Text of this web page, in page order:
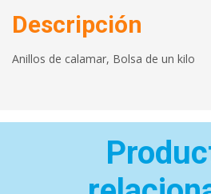
Descripción
Anillos de calamar, Bolsa de un kilo